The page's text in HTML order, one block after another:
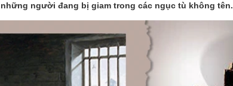
người đang bị giam trong các ngục tù không tên.